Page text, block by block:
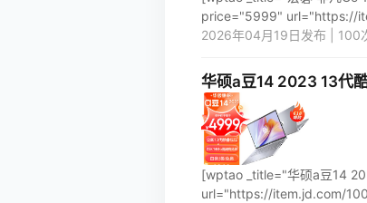
price="5999" url="https://
2026年04月19日发布 | 100
华硕a豆14 2023 13代
[wptao _title="华硕a豆14
url="https://item.jd.com/